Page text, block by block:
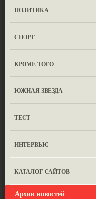
ПОЛИТИКА
СПОРТ
КРОМЕ ТОГО
ЮЖНАЯ ЗВЕЗДА
ТЕСТ
ИНТЕРВЬЮ
КАТАЛОГ САЙТОВ
Архив новостей